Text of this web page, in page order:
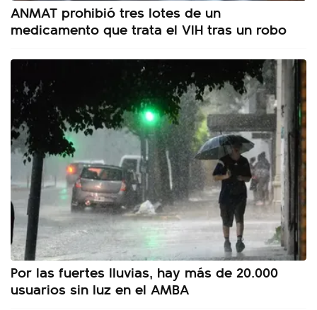
ANMAT prohibió tres lotes de un
medicamento que trata el VIH tras un robo
Por las fuertes lluvias, hay más de 20.000
usuarios sin luz en el AMBA